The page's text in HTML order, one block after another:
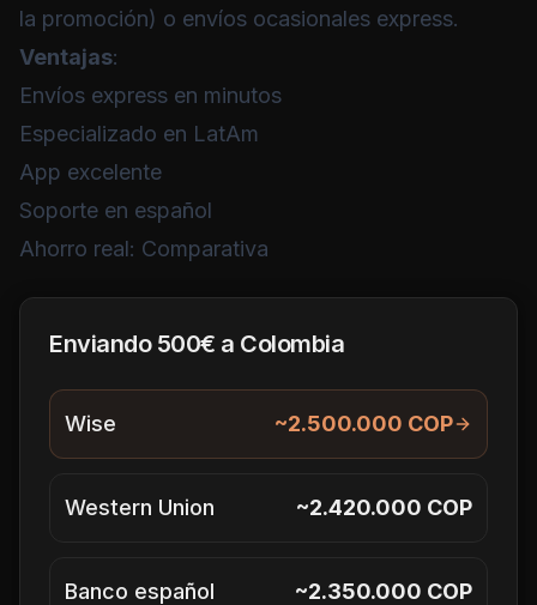
la promoción) o envíos ocasionales express.
Ventajas:
Envíos express en minutos
Especializado en LatAm
App excelente
Soporte en español
Ahorro real: Comparativa
Enviando 500€ a Colombia
Wise ~2.500.000 COP
Western Union ~2.420.000 COP
Banco español ~2.350.000 COP